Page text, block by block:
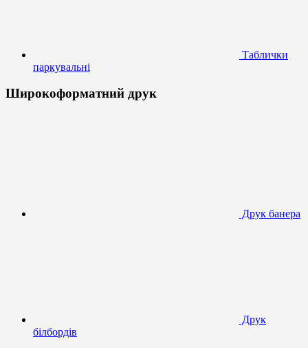
Таблички
паркувальні
Широкоформатний друк
Друк банера
Друк
білбордів